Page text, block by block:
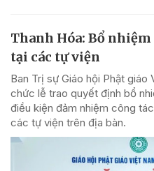
Thanh Hóa: Bổ
tại các tự viện
Ban Trị sự Giáo hội Phật
chức lễ trao quyết định bổ
điều kiện đảm nhiệm công
các tự viện trên địa bàn.